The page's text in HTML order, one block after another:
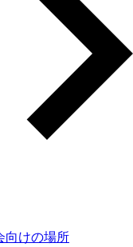
向けの場所